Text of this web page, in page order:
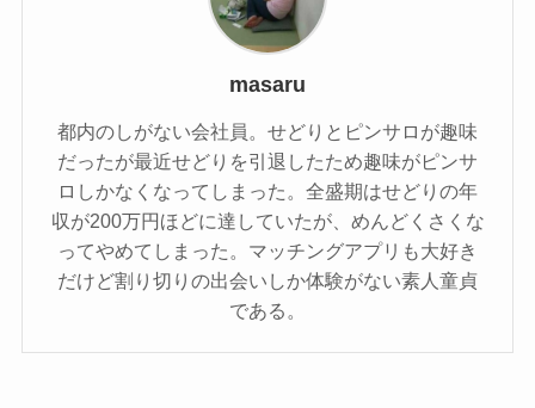
masaru
都内のしがない会社員。せどりとピンサロが趣味
だったが最近せどりを引退したため趣味がピンサ
ロしかなくなってしまった。全盛期はせどりの年
収が200万円ほどに達していたが、めんどくさくな
ってやめてしまった。マッチングアプリも大好き
だけど割り切りの出会いしか体験がない素人童貞
である。